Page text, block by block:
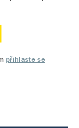
přihlaste se